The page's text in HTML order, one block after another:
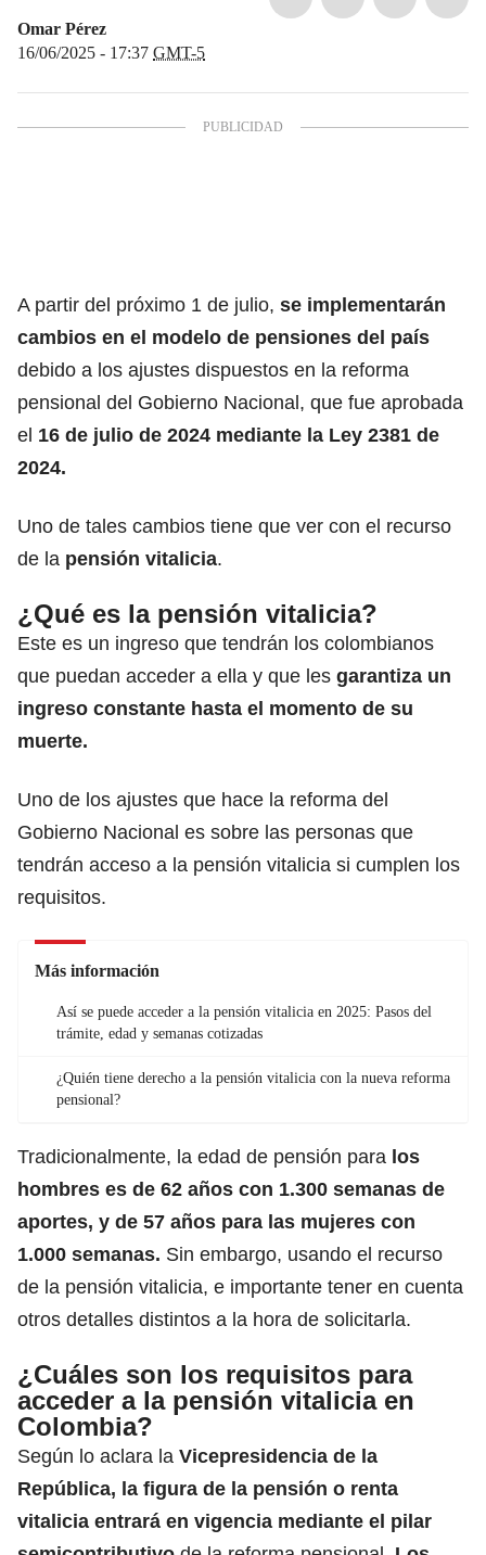
Omar Pérez
16/06/2025 - 17:37 GMT-5
A partir del próximo 1 de julio, se implementarán
cambios en el modelo de pensiones del país
debido a los ajustes dispuestos en la reforma
pensional del Gobierno Nacional, que fue aprobada
el 16 de julio de 2024 mediante la Ley 2381 de
2024.
Uno de tales cambios tiene que ver con el recurso
de la pensión vitalicia.
¿Qué es la pensión vitalicia?
Este es un ingreso que tendrán los colombianos
que puedan acceder a ella y que les garantiza un
ingreso constante hasta el momento de su
muerte.
Uno de los ajustes que hace la reforma del
Gobierno Nacional es sobre las personas que
tendrán acceso a la pensión vitalicia si cumplen los
requisitos.
Más información
Así se puede acceder a la pensión vitalicia en 2025: Pasos del
trámite, edad y semanas cotizadas
¿Quién tiene derecho a la pensión vitalicia con la nueva reforma
pensional?
Tradicionalmente, la edad de pensión para los
hombres es de 62 años con 1.300 semanas de
aportes, y de 57 años para las mujeres con
1.000 semanas. Sin embargo, usando el recurso
de la pensión vitalicia, e importante tener en cuenta
otros detalles distintos a la hora de solicitarla.
¿Cuáles son los requisitos para
acceder a la pensión vitalicia en
Colombia?
Según lo aclara la Vicepresidencia de la
República, la figura de la pensión o renta
vitalicia entrará en vigencia mediante el pilar